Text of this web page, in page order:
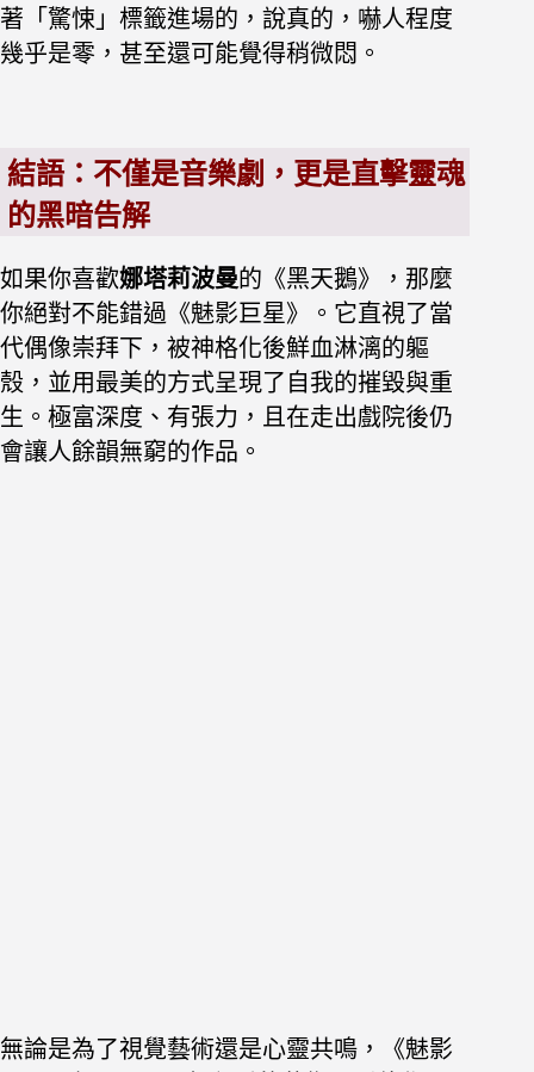
著「驚悚」標籤進場的，說真的，嚇人程度
幾乎是零，甚至還可能覺得稍微悶。
結語：不僅是音樂劇，更是直擊靈魂
的黑暗告解
如果你喜歡娜塔莉波曼的《黑天鵝》，那麼
你絕對不能錯過《魅影巨星》。它直視了當
代偶像崇拜下，被神格化後鮮血淋漓的軀
殼，並用最美的方式呈現了自我的摧毀與重
生。極富深度、有張力，且在走出戲院後仍
會讓人餘韻無窮的作品。
無論是為了視覺藝術還是心靈共鳴，《魅影